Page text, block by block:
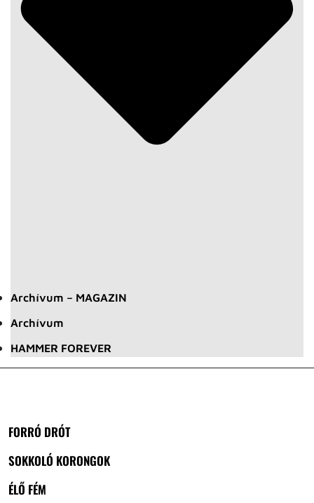
Archívum – MAGAZIN
Archívum
HAMMER FOREVER
FORRÓ DRÓT
SOKKOLÓ KORONGOK
ÉLŐ FÉM